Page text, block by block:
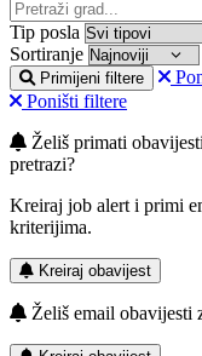
Tip posla
Sortiranje
Primijeni filtere
Poništi filtere
Želiš primati
pretrazi?
Kreiraj job alert i primi
kriterijima.
Kreiraj obavijest
Želiš email obavijesti